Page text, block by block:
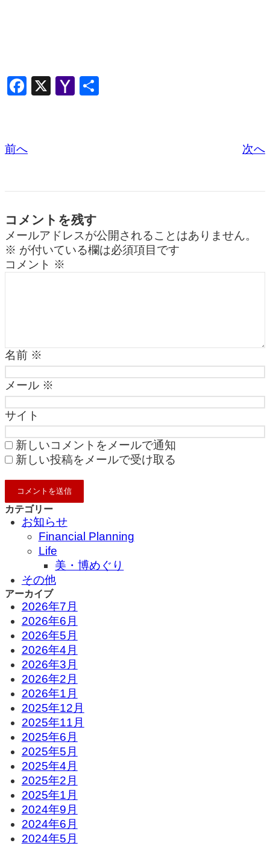
F
k
X
Y
前へ 次へ
コメントを残す
メールアドレスが公開されることはありません。
※ が付いている欄は必須項目です
コメント ※
名前 ※
メール ※
サイト
新しいコメントをメールで通知
新しい投稿をメールで受け取る
カテゴリー
お知らせ
Financial Planning
Life
美・博めぐり
その他
アーカイブ
2026年7月
2026年6月
2026年5月
2026年4月
2026年3月
2026年2月
2026年1月
2025年12月
2025年11月
2025年6月
2025年5月
2025年4月
2025年2月
2025年1月
2024年9月
2024年6月
2024年5月